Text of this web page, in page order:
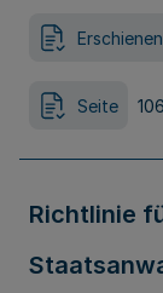
Seite
Richtlinie